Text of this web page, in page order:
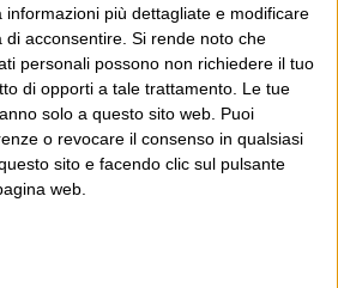
più dettagliate e modificare
di acconsentire. Si rende noto che
personali possono non richiedere il tuo
di opporti a tale trattamento. Le tue
solo a questo sito web. Puoi
o revocare il consenso in qualsiasi
sito e facendo clic sul pulsante
web.